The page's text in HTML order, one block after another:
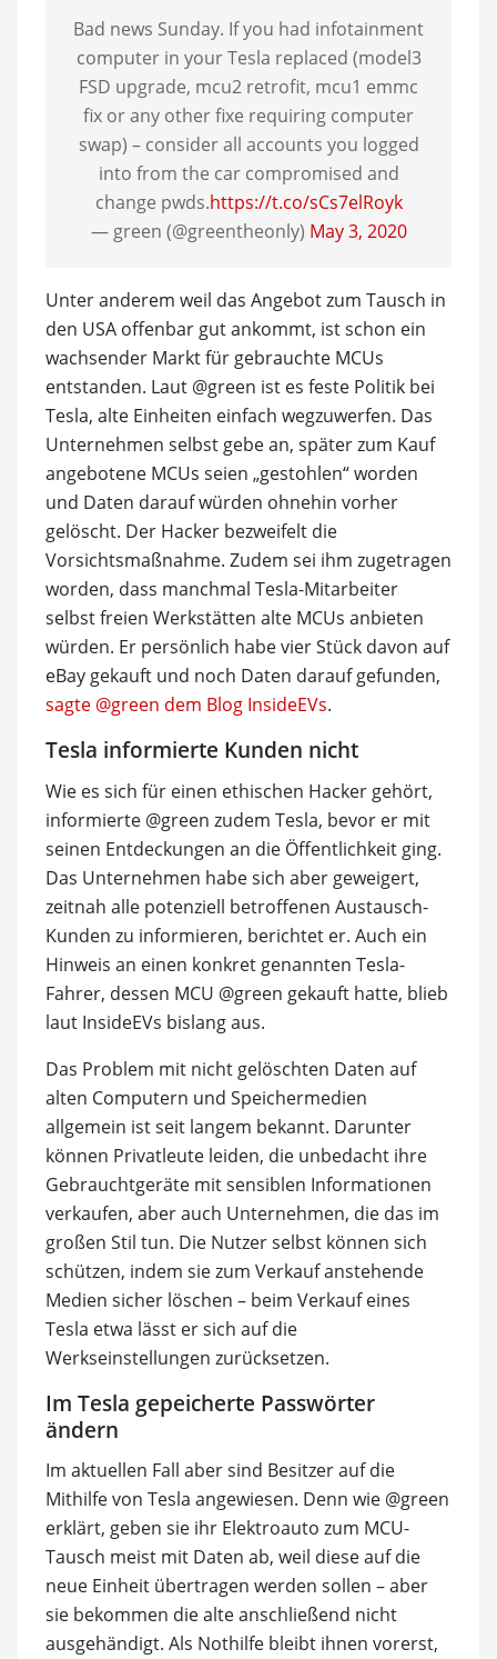
Bad news Sunday. If you had infotainment
computer in your Tesla replaced (model3
FSD upgrade, mcu2 retrofit, mcu1 emmc
fix or any other fixe requiring computer
swap) – consider all accounts you logged
into from the car compromised and
change pwds.https://t.co/sCs7elRoyk
— green (@greentheonly) May 3, 2020
Unter anderem weil das Angebot zum Tausch in
den USA offenbar gut ankommt, ist schon ein
wachsender Markt für gebrauchte MCUs
entstanden. Laut @green ist es feste Politik bei
Tesla, alte Einheiten einfach wegzuwerfen. Das
Unternehmen selbst gebe an, später zum Kauf
angebotene MCUs seien „gestohlen“ worden
und Daten darauf würden ohnehin vorher
gelöscht. Der Hacker bezweifelt die
Vorsichtsmaßnahme. Zudem sei ihm zugetragen
worden, dass manchmal Tesla-Mitarbeiter
selbst freien Werkstätten alte MCUs anbieten
würden. Er persönlich habe vier Stück davon auf
eBay gekauft und noch Daten darauf gefunden,
sagte @green dem Blog InsideEVs.
Tesla informierte Kunden nicht
Wie es sich für einen ethischen Hacker gehört,
informierte @green zudem Tesla, bevor er mit
seinen Entdeckungen an die Öffentlichkeit ging.
Das Unternehmen habe sich aber geweigert,
zeitnah alle potenziell betroffenen Austausch-
Kunden zu informieren, berichtet er. Auch ein
Hinweis an einen konkret genannten Tesla-
Fahrer, dessen MCU @green gekauft hatte, blieb
laut InsideEVs bislang aus.
Das Problem mit nicht gelöschten Daten auf
alten Computern und Speichermedien
allgemein ist seit langem bekannt. Darunter
können Privatleute leiden, die unbedacht ihre
Gebrauchtgeräte mit sensiblen Informationen
verkaufen, aber auch Unternehmen, die das im
großen Stil tun. Die Nutzer selbst können sich
schützen, indem sie zum Verkauf anstehende
Medien sicher löschen – beim Verkauf eines
Tesla etwa lässt er sich auf die
Werkseinstellungen zurücksetzen.
Im Tesla gepeicherte Passwörter
ändern
Im aktuellen Fall aber sind Besitzer auf die
Mithilfe von Tesla angewiesen. Denn wie @green
erklärt, geben sie ihr Elektroauto zum MCU-
Tausch meist mit Daten ab, weil diese auf die
neue Einheit übertragen werden sollen – aber
sie bekommen die alte anschließend nicht
ausgehändigt. Als Nothilfe bleibt ihnen vorerst,